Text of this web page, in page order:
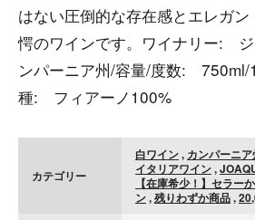
はない圧倒的な存在感とエレガ
愕のワインです。ワイナリー:
ンパーニア州/容量/度数: 750ml/
種: フィアーノ100%
カテゴリー
白ワイン, カンパーニア
イタリアワイン,
【在庫希少！】セラー
ン,残りわずか商品,